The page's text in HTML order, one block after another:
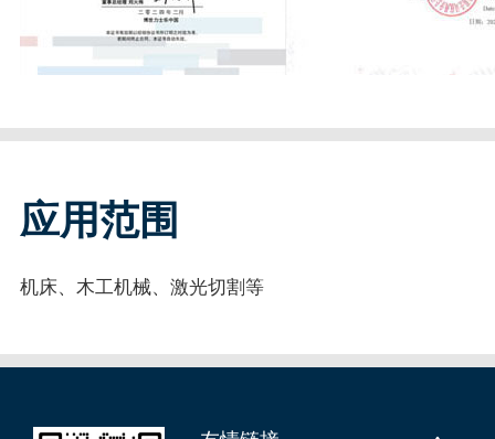
应用范围
机床、木工机械、激光切割等